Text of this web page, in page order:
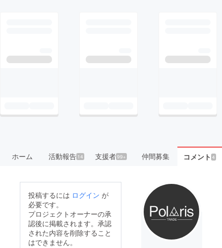
ホーム 活動報告14 支援者99+ 仲間募集 コメント4
投稿するには ログイン が
必要です。
プロジェクトオーナーの承
認後に掲載されます。承認
された内容を削除すること
はできません。